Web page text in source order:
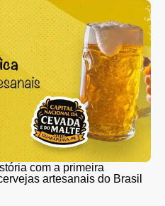
com a primeira
artesanais do Brasil